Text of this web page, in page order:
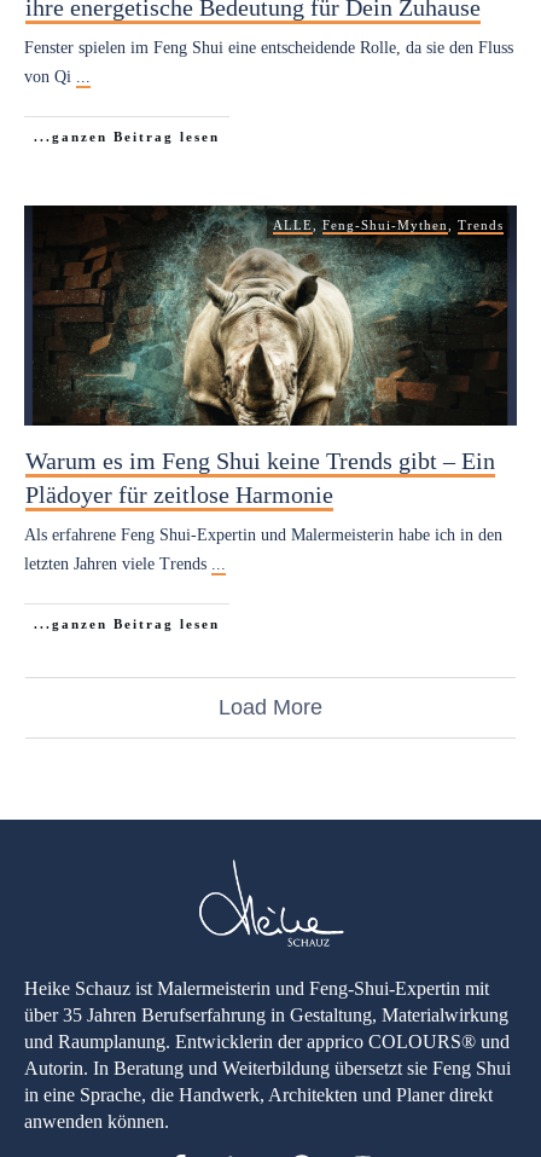
ihre energetische Bedeutung für Dein Zuhause
Fenster spielen im Feng Shui eine entscheidende Rolle, da sie den Fluss
von Qi ...
...ganzen Beitrag lesen
ALLE, Feng-Shui-Mythen Trends
Warum es im Feng Shui keine Trends gibt – Ein
Plädoyer für zeitlose Harmonie
Als erfahrene Feng Shui-Expertin und Malermeisterin habe ich in den
letzten Jahren viele Trends ...
...ganzen Beitrag lesen
Load More
Heike Schauz ist Malermeisterin und Feng-Shui-Expertin mit
über 35 Jahren Berufserfahrung in Gestaltung, Materialwirkung
und Raumplanung. Entwicklerin der apprico COLOURS® und
Autorin. In Beratung und Weiterbildung übersetzt sie Feng Shui
in eine Sprache, die Handwerk, Architekten und Planer direkt
anwenden können.